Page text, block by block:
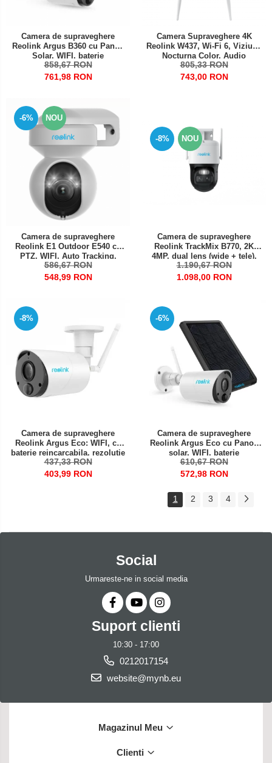
Camera de supraveghere
Reolink Argus B360 cu Panou
Solar, WIFI, baterie
reincarcabila, detectare
persoana/vehicul, rezolutie
858,67 RON
761,98 RON
Camera Supraveghere 4K
Reolink W437, Wi-Fi 6, Viziune
Nocturna Color, Audio
Bidirectional, Detectie
Persoane/Vehicule/Animale,
805,33 RON
743,00 RON
-6% NOU
Camera de supraveghere
Reolink E1 Outdoor E540 cu
PTZ, WIFI, Auto Tracking,
detectare persoana/vehicul,
vedere nocturna color,
586,67 RON
548,99 RON
-8% NOU
Camera de supraveghere
Reolink TrackMix B770, 2K
4MP, dual lens (wide + tele),
zoom hibrid 6x, auto-tracking
AI, detectie persoana/vehicul,
1.190,67 RON
1.098,00 RON
-8%
Camera de supraveghere
Reolink Argus Eco: WIFI, cu
baterie reincarcabila, rezolutie
Full HD, senzor de miscare,
avertizare miscare pe email
437,33 RON
403,99 RON
-6%
Camera de supraveghere
Reolink Argus Eco cu Panou
solar, WIFI, baterie
reincarcabila, slot Micro SD
Card, rezolutie Full HD, senzor
610,67 RON
572,98 RON
1 2 3 4
Social
Urmareste-ne in social media
Suport clienti
10:30 - 17:00
0212017154
website@mynb.eu
Magazinul Meu
Clienti